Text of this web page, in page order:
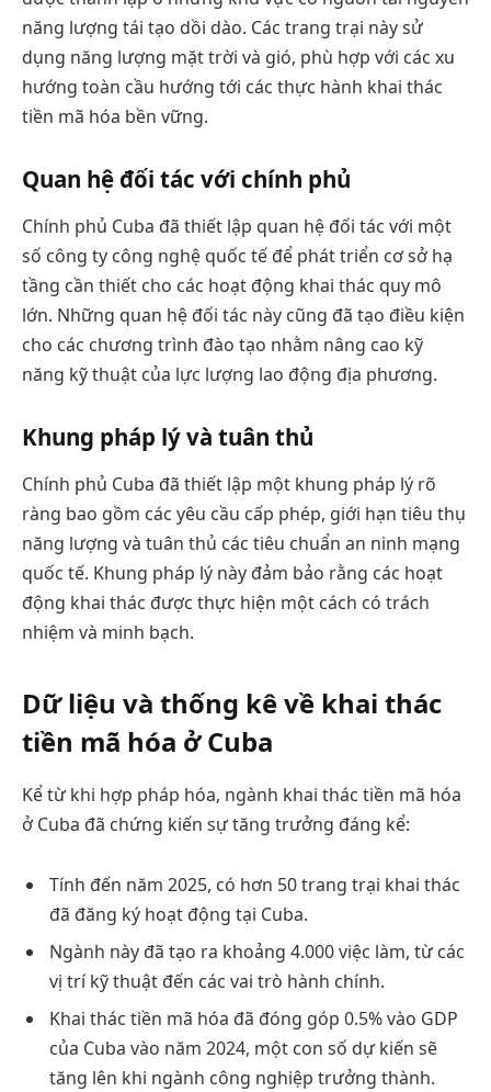
năng lượng tái tạo dồi dào. Các trang trại này sử
dụng năng lượng mặt trời và gió, phù hợp với các xu
hướng toàn cầu hướng tới các thực hành khai thác
tiền mã hóa bền vững.
Quan hệ đối tác với chính phủ
Chính phủ Cuba đã thiết lập quan hệ đối tác với một
số công ty công nghệ quốc tế để phát triển cơ sở hạ
tầng cần thiết cho các hoạt động khai thác quy mô
lớn. Những quan hệ đối tác này cũng đã tạo điều kiện
cho các chương trình đào tạo nhằm nâng cao kỹ
năng kỹ thuật của lực lượng lao động địa phương.
Khung pháp lý và tuân thủ
Chính phủ Cuba đã thiết lập một khung pháp lý rõ
ràng bao gồm các yêu cầu cấp phép, giới hạn tiêu thụ
năng lượng và tuân thủ các tiêu chuẩn an ninh mạng
quốc tế. Khung pháp lý này đảm bảo rằng các hoạt
động khai thác được thực hiện một cách có trách
nhiệm và minh bạch.
Dữ liệu và thống kê về khai thác
tiền mã hóa ở Cuba
Kể từ khi hợp pháp hóa, ngành khai thác tiền mã hóa
ở Cuba đã chứng kiến sự tăng trưởng đáng kể:
Tính đến năm 2025, có hơn 50 trang trại khai thác
đã đăng ký hoạt động tại Cuba.
Ngành này đã tạo ra khoảng 4.000 việc làm, từ các
vị trí kỹ thuật đến các vai trò hành chính.
Khai thác tiền mã hóa đã đóng góp 0.5% vào GDP
của Cuba vào năm 2024, một con số dự kiến sẽ
tăng lên khi ngành công nghiệp trưởng thành.